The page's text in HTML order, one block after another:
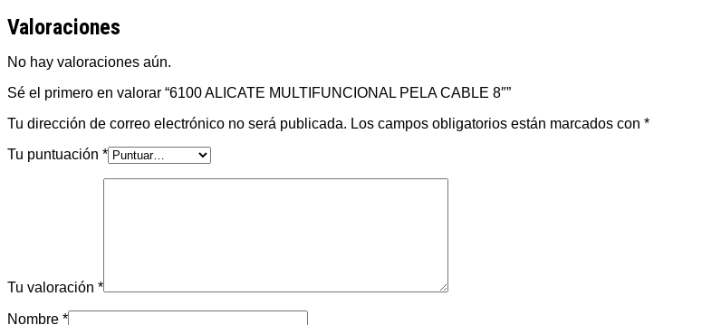
Valoraciones
No hay valoraciones aún.
Sé el primero en valorar “6100 ALICATE MULTIFUNCIONAL PELA CABLE 8″”
Tu dirección de correo electrónico no será publicada. Los campos obligatorios están marcados con *
Tu puntuación *
Tu valoración *
Nombre *